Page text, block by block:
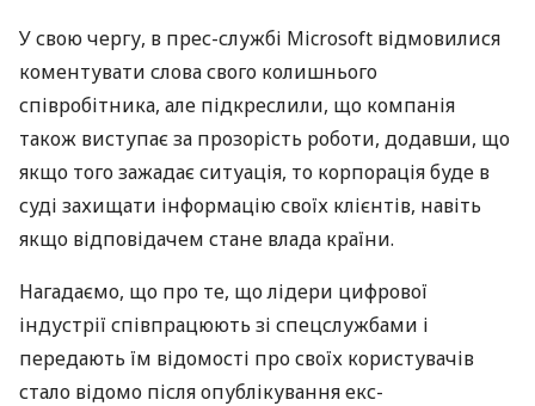
У свою чергу, в прес-службі Microsoft відмовилися
коментувати слова свого колишнього
співробітника, але підкреслили, що компанія
також виступає за прозорість роботи, додавши, що
якщо того зажадає ситуація, то корпорація буде в
суді захищати інформацію своїх клієнтів, навіть
якщо відповідачем стане влада країни.
Нагадаємо, що про те, що лідери цифрової
індустрії співпрацюють зі спецслужбами і
передають їм відомості про своїх користувачів
стало відомо після опублікування екс-